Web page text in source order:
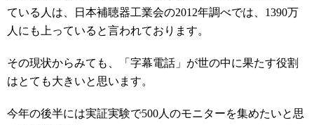
ている人は、日本補聴器工業会の2012年調べでは、1390万
人にも上っていると言われております。
その現状からみても、「字幕電話」が世の中に果たす役割
はとても大きいと思います。
今年の後半には実証実験で500人のモニターを集めたいと思